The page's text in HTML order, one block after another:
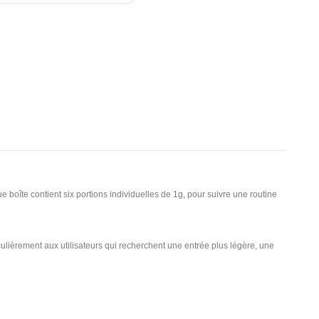
boîte contient six portions individuelles de 1g, pour suivre une routine
aux utilisateurs qui recherchent une entrée plus légère, une